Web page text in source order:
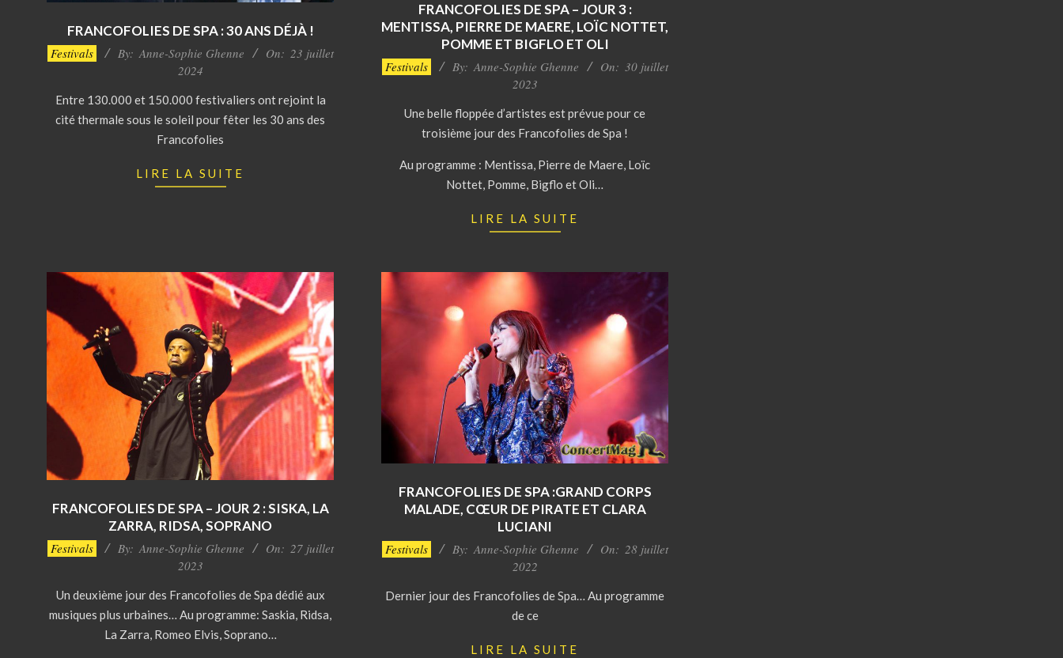
FRANCOFOLIES DE SPA : 30 ANS DÉJÀ !
2024-
Festivals By: Anne-Sophie Ghenne On: 23 juillet
2024
Entre 130.000 et 150.000 festivaliers ont rejoint la
cité thermale sous le soleil pour fêter les 30 ans des
Francofolies
LIRE LA SUITE
FRANCOFOLIES DE SPA – JOUR 3 :
MENTISSA, PIERRE DE MAERE, LOÏC NOTTET,
POMME ET BIGFLO ET OLI
2023-
Festivals By: Anne-Sophie Ghenne On: 30 juillet
2023
Une belle floppée d’artistes est prévue pour ce
troisième jour des Francofolies de Spa !
Au programme : Mentissa, Pierre de Maere, Loïc
Nottet, Pomme, Bigflo et Oli…
LIRE LA SUITE
FRANCOFOLIES DE SPA – JOUR 2 : SISKA, LA
ZARRA, RIDSA, SOPRANO
2023-
Festivals By: Anne-Sophie Ghenne On: 27 juillet
2023
Un deuxième jour des Francofolies de Spa dédié aux
musiques plus urbaines… Au programme: Saskia, Ridsa,
La Zarra, Romeo Elvis, Soprano…
FRANCOFOLIES DE SPA :GRAND CORPS
MALADE, CŒUR DE PIRATE ET CLARA
LUCIANI
2022-
Festivals By: Anne-Sophie Ghenne On: 28 juillet
2022
Dernier jour des Francofolies de Spa… Au programme
de ce
LIRE LA SUITE